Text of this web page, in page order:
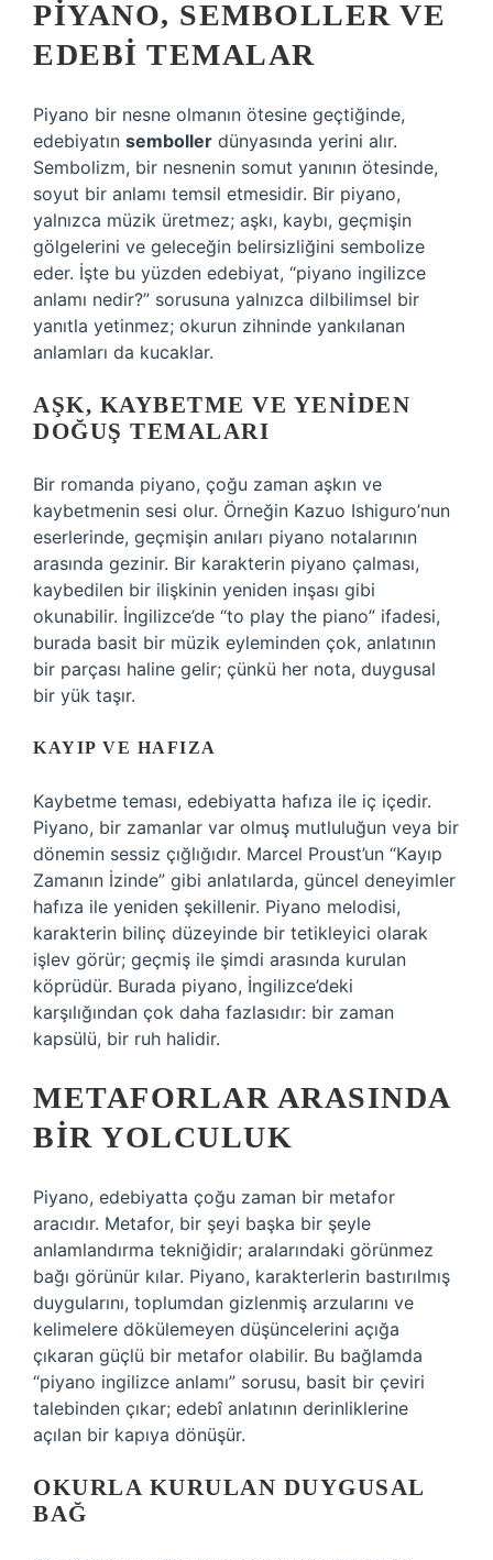
PIYANO, SEMBOLLER VE
EDEBI TEMALAR
Piyano bir nesne olmanın ötesine geçtiğinde,
edebiyatın semboller dünyasında yerini alır.
Sembolizm, bir nesnenin somut yanının ötesinde,
soyut bir anlamı temsil etmesidir. Bir piyano,
yalnızca müzik üretmez; aşkı, kaybı, geçmişin
gölgelerini ve geleceğin belirsizliğini sembolize
eder. İşte bu yüzden edebiyat, “piyano ingilizce
anlamı nedir?” sorusuna yalnızca dilbilimsel bir
yanıtla yetinmez; okurun zihninde yankılanan
anlamları da kucaklar.
AŞK, KAYBETME VE YENIDEN
DOĞUŞ TEMALARI
Bir romanda piyano, çoğu zaman aşkın ve
kaybetmenin sesi olur. Örneğin Kazuo Ishiguro’nun
eserlerinde, geçmişin anıları piyano notalarının
arasında gezinir. Bir karakterin piyano çalması,
kaybedilen bir ilişkinin yeniden inşası gibi
okunabilir. İngilizce’de “to play the piano” ifadesi,
burada basit bir müzik eyleminden çok, anlatının
bir parçası haline gelir; çünkü her nota, duygusal
bir yük taşır.
KAYIP VE HAFIZA
Kaybetme teması, edebiyatta hafıza ile iç içedir.
Piyano, bir zamanlar var olmuş mutluluğun veya bir
dönemin sessiz çığlığıdır. Marcel Proust’un “Kayıp
Zamanın İzinde” gibi anlatılarda, güncel deneyimler
hafıza ile yeniden şekillenir. Piyano melodisi,
karakterin bilinç düzeyinde bir tetikleyici olarak
işlev görür; geçmiş ile şimdi arasında kurulan
köprüdür. Burada piyano, İngilizce’deki
karşılığından çok daha fazlasıdır: bir zaman
kapsülü, bir ruh halidir.
METAFORLAR ARASINDA
BIR YOLCULUK
Piyano, edebiyatta çoğu zaman bir metafor
aracıdır. Metafor, bir şeyi başka bir şeyle
anlamlandırma tekniğidir; aralarındaki görünmez
bağı görünür kılar. Piyano, karakterlerin bastırılmış
duygularını, toplumdan gizlenmiş arzularını ve
kelimelere dökülemeyen düşüncelerini açığa
çıkaran güçlü bir metafor olabilir. Bu bağlamda
“piyano ingilizce anlamı” sorusu, basit bir çeviri
talebinden çıkar; edebî anlatının derinliklerine
açılan bir kapıya dönüşür.
OKURLA KURULAN DUYGUSAL
BAĞ